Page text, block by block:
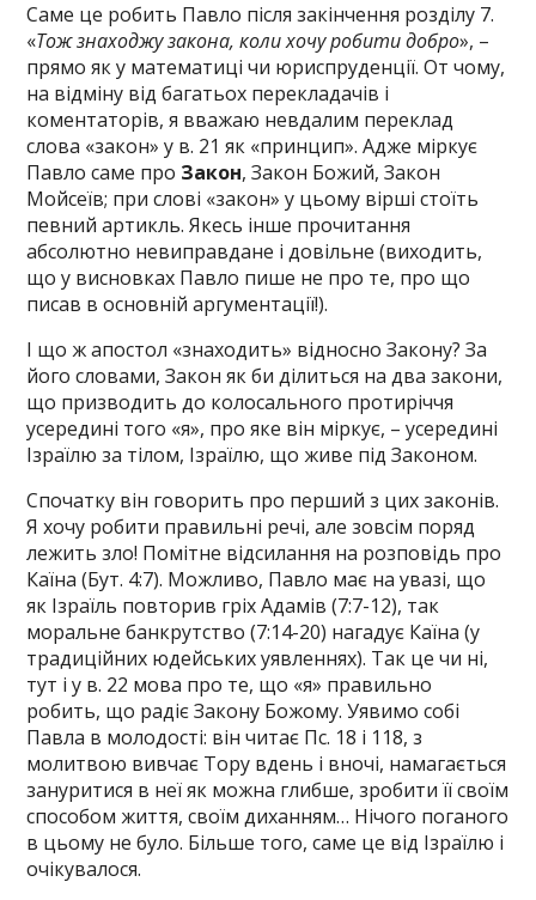
Саме це робить Павло після закінчення розділу 7.
«Тож знаходжу закона, коли хочу робити добро», –
прямо як у математиці чи юриспруденції. От чому,
на відміну від багатьох перекладачів і
коментаторів, я вважаю невдалим переклад
слова «закон» у в. 21 як «принцип». Адже міркує
Павло саме про Закон, Закон Божий, Закон
Мойсеїв; при слові «закон» у цьому вірші стоїть
певний артикль. Якесь інше прочитання
абсолютно невиправдане і довільне (виходить,
що у висновках Павло пише не про те, про що
писав в основній аргументації!).
І що ж апостол «знаходить» відносно Закону? За
його словами, Закон як би ділиться на два закони,
що призводить до колосального протиріччя
усередині того «я», про яке він міркує, – усередині
Ізраїлю за тілом, Ізраїлю, що живе під Законом.
Спочатку він говорить про перший з цих законів.
Я хочу робити правильні речі, але зовсім поряд
лежить зло! Помітне відсилання на розповідь про
Каїна (Бут. 4:7). Можливо, Павло має на увазі, що
як Ізраїль повторив гріх Адамів (7:7-12), так
моральне банкрутство (7:14-20) нагадує Каїна (у
традиційних юдейських уявленнях). Так це чи ні,
тут і у в. 22 мова про те, що «я» правильно
робить, що радіє Закону Божому. Уявимо собі
Павла в молодості: він читає Пс. 18 і 118, з
молитвою вивчає Тору вдень і вночі, намагається
зануритися в неї як можна глибше, зробити її своїм
способом життя, своїм диханням… Нічого поганого
в цьому не було. Більше того, саме це від Ізраїлю і
очікувалося.